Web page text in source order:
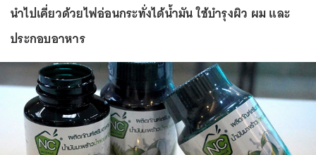
นำไปเคี่ยวด้วยไฟอ่อนกระทั่งได้น้ำมัน ใช้บำรุงผิว ผม และ
ประกอบอาหาร